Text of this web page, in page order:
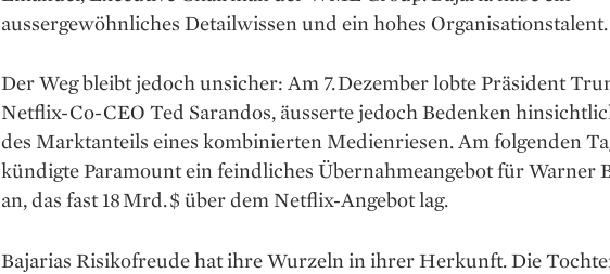
aussergewöhnliches Detailwissen und ein hohes Organisationstalent.
Der Weg bleibt jedoch unsicher: Am 7. Dezember lobte Präsident
Netflix-Co-CEO Ted Sarandos, äusserte jedoch Bedenken
des Marktanteils eines kombinierten Medienriesen. Am folgenden
kündigte Paramount ein feindliches Übernahmeangebot für Warner
an, das fast 18 Mrd. $ über dem Netflix-Angebot lag.
Bajarias Risikofreude hat ihre Wurzeln in ihrer Herkunft. Die